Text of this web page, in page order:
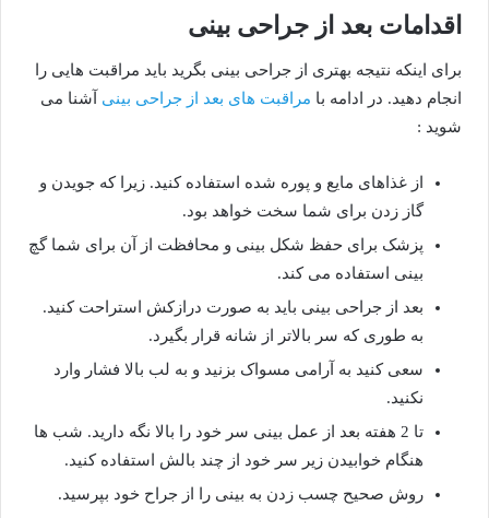
اقدامات بعد از جراحی بینی
برای اینکه نتیجه بهتری از جراحی بینی بگرید باید مراقبت هایی را
انجام دهید. در ادامه با مراقبت های بعد از جراحی بینی آشنا می
شوید :
از غذاهای مایع و پوره شده استفاده کنید. زیرا که جویدن و
گاز زدن برای شما سخت خواهد بود.
پزشک برای حفظ شکل بینی و محافظت از آن برای شما گچ
بینی استفاده می کند.
بعد از جراحی بینی باید به صورت درازکش استراحت کنید.
به طوری که سر بالاتر از شانه قرار بگیرد.
سعی کنید به آرامی مسواک بزنید و به لب بالا فشار وارد
نکنید.
تا 2 هفته بعد از عمل بینی سر خود را بالا نگه دارید. شب ها
هنگام خوابیدن زیر سر خود از چند بالش استفاده کنید.
روش صحیح چسب زدن به بینی را از جراح خود بپرسید.